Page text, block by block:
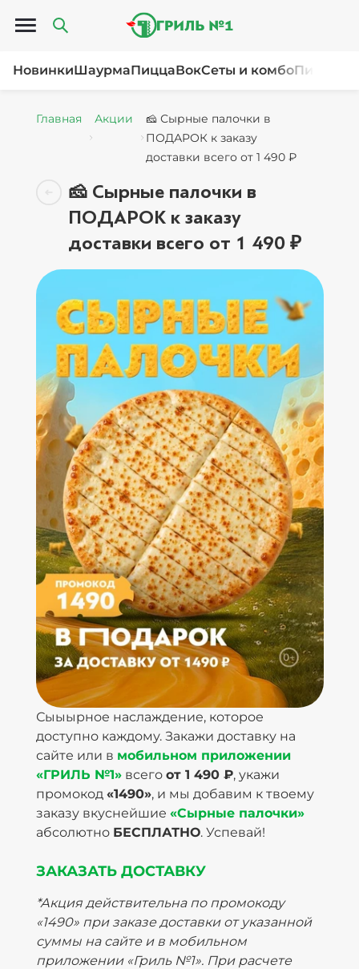
Открыть меню
НовинкиШаурмаПиццаВокСеты и комбоПироги
Главная Акции
🧀 Сырные палочки в
ПОДАРОК к заказу
доставки всего от 1 490 ₽
🧀 Сырные палочки в
ПОДАРОК к заказу
доставки всего от 1 490 ₽
Сыыырное наслаждение, которое
доступно каждому. Закажи доставку на
сайте или в мобильном приложении
«ГРИЛЬ №1»всего от 1 490 ₽, укажи
промокод «1490», и мы добавим к твоему
заказу вкуснейшие «Сырные палочки»
абсолютно БЕСПЛАТНО. Успевай!
ЗАКАЗАТЬ ДОСТАВКУ
*Акция действительна по промокоду
«1490» при заказе доставки от указанной
суммы на сайте и в мобильном
приложении «Гриль №1». При расчете